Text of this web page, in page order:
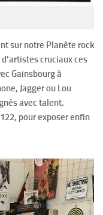
sur notre Planète rock
cruciaux ces
Gainsbourg à
Jagger ou Lou
avec talent.
pour exposer enfin